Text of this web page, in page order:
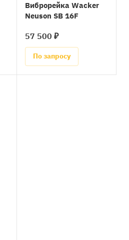
Виброрейка Wacker
Neuson SB 16F
57 500 ₽
По запросу